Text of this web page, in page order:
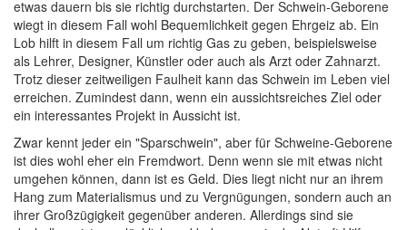
etwas dauern bis sie richtig durchstarten. Der Schwein-Geborene
wiegt in diesem Fall wohl Bequemlichkeit gegen Ehrgeiz ab. Ein
Lob hilft in diesem Fall um richtig Gas zu geben, beispielsweise
als Lehrer, Designer, Künstler oder auch als Arzt oder Zahnarzt.
Trotz dieser zeitweiligen Faulheit kann das Schwein im Leben viel
erreichen. Zumindest dann, wenn ein aussichtsreiches Ziel oder
ein interessantes Projekt in Aussicht ist.
Zwar kennt jeder ein "Sparschwein", aber für Schweine-Geborene
ist dies wohl eher ein Fremdwort. Denn wenn sie mit etwas nicht
umgehen können, dann ist es Geld. Dies liegt nicht nur an ihrem
Hang zum Materialismus und zu Vergnügungen, sondern auch an
ihrer Großzügigkeit gegenüber anderen. Allerdings sind sie